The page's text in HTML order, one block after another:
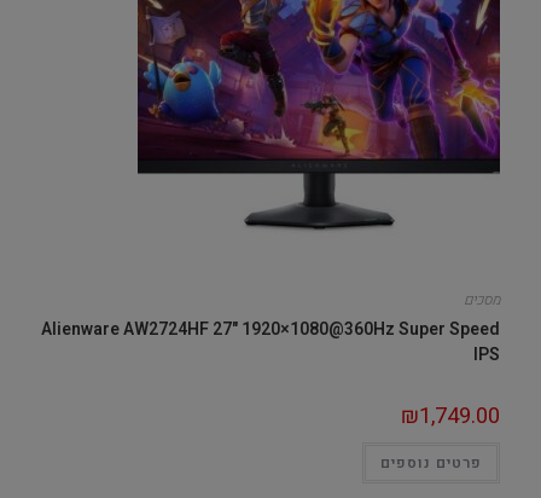
מסכים
Alienware AW2724HF 27" 1920×1080@360Hz Super Speed
IPS
₪1,749.00
פרטים נוספים